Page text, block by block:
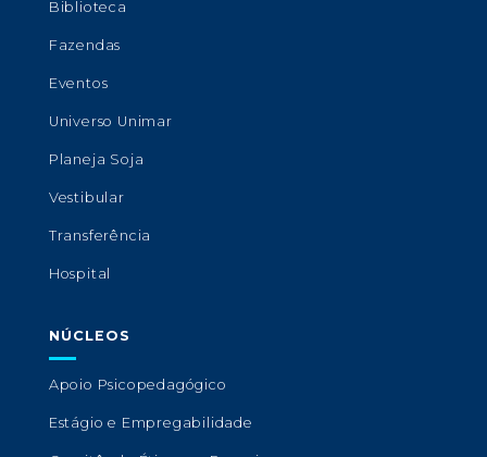
Biblioteca
Fazendas
Eventos
Universo Unimar
Planeja Soja
Vestibular
Transferência
Hospital
NÚCLEOS
Apoio Psicopedagógico
Estágio e Empregabilidade